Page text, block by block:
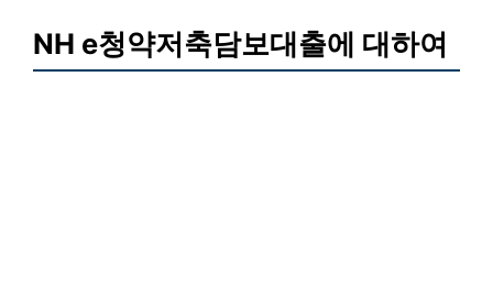
NH e청약저축담보대출에 대하여